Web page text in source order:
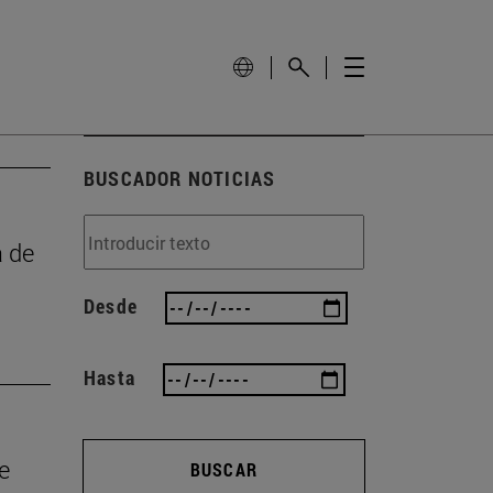
de
BUSCADOR NOTICIAS
Desde
Hasta
BUSCAR